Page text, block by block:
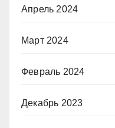
Апрель 2024
Март 2024
Февраль 2024
Декабрь 2023